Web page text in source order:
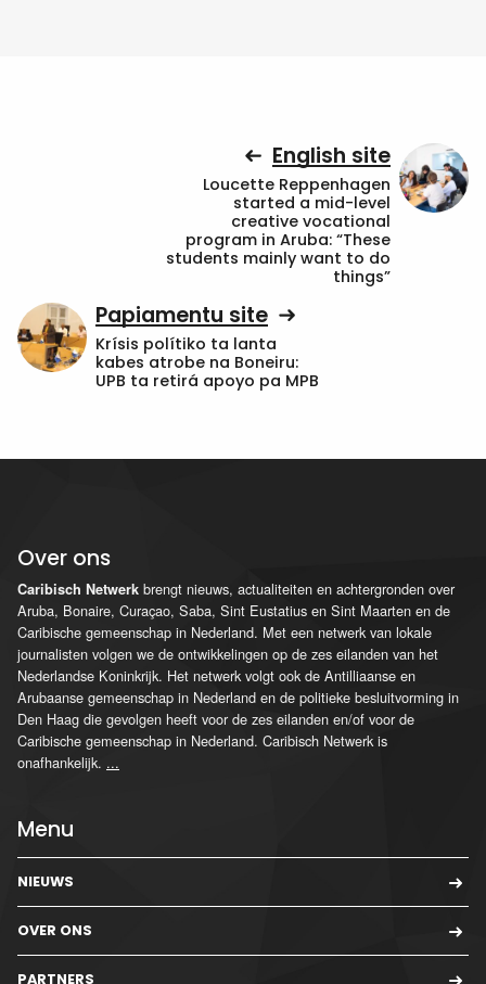
English site
Loucette Reppenhagen
started a mid-level
creative vocational
program in Aruba: “These
students mainly want to do
things”
Papiamentu site
Krísis polítiko ta lanta
kabes atrobe na Boneiru:
UPB ta retirá apoyo pa MPB
Over ons
Caribisch Netwerk brengt nieuws, actualiteiten en achtergronden over
Aruba, Bonaire, Curaçao, Saba, Sint Eustatius en Sint Maarten en de
Caribische gemeenschap in Nederland. Met een netwerk van lokale
journalisten volgen we de ontwikkelingen op de zes eilanden van het
Nederlandse Koninkrijk. Het netwerk volgt ook de Antilliaanse en
Arubaanse gemeenschap in Nederland en de politieke besluitvorming in
Den Haag die gevolgen heeft voor de zes eilanden en/of voor de
Caribische gemeenschap in Nederland. Caribisch Netwerk is
onafhankelijk. ...
Menu
NIEUWS
OVER ONS
PARTNERS